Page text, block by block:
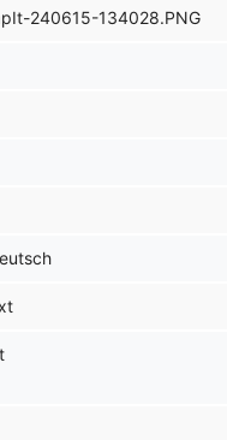
240615-134028.PNG